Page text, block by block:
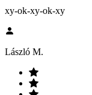
xy-ok-xy-ok-xy
László M.